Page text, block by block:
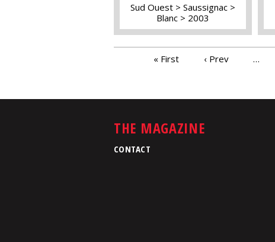
Sud Ouest
Saussignac
Blanc
2003
« First ‹ Prev …
THE MAGAZINE
CONTACT